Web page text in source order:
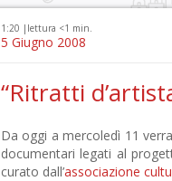
1:20 | lettura <1 min.
5 Giugno 2008
“Ritratti
Da oggi a mercoledì 11
documentari legati al
curato dall’associazione